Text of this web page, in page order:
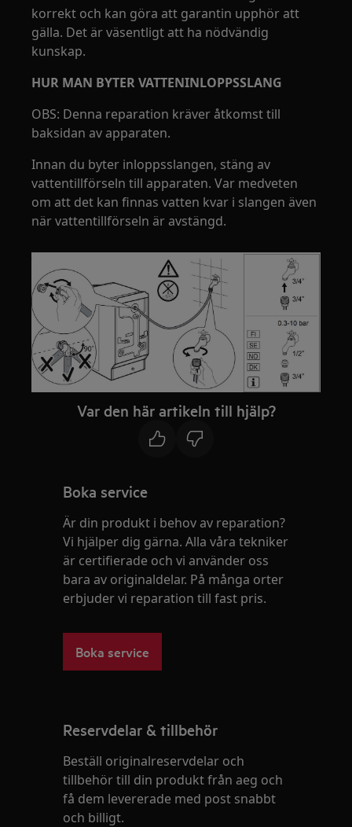
korrekt och kan göra att garantin upphör att
gälla. Det är väsentligt att ha nödvändig
kunskap.
HUR MAN BYTER VATTENINLOPPSSLANG
OBS: Denna reparation kräver åtkomst till
baksidan av apparaten.
Innan du byter inloppsslangen, stäng av
vattentillförseln till apparaten. Var medveten
om att det kan finnas vatten kvar i slangen även
när vattentillförseln är avstängd.
Var den här artikeln till hjälp?
Boka service
Är din produkt i behov av reparation?
Vi hjälper dig gärna. Alla våra tekniker
är certifierade och vi använder oss
bara av originaldelar. På många orter
erbjuder vi reparation till fast pris.
Boka service
Reservdelar & tillbehör
Beställ originalreservdelar och
tillbehör till din produkt från aeg och
få dem levererade med post snabbt
och billigt.